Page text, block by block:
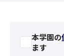
本学園の
ます